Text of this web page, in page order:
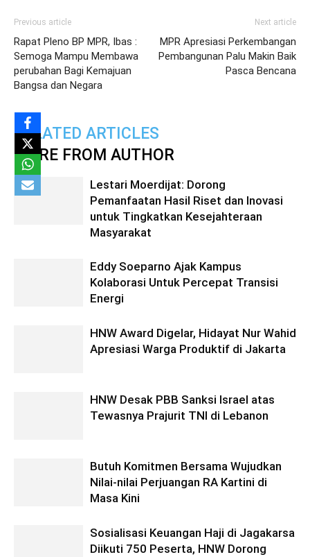
Previous article
Rapat Pleno BP MPR, Ibas :
Semoga Mampu Membawa
perubahan Bagi Kemajuan
Bangsa dan Negara
Next article
MPR Apresiasi Perkembangan
Pembangunan Palu Makin Baik
Pasca Bencana
RELATED ARTICLES
MORE FROM AUTHOR
Lestari Moerdijat: Dorong
Pemanfaatan Hasil Riset dan Inovasi
untuk Tingkatkan Kesejahteraan
Masyarakat
Eddy Soeparno Ajak Kampus
Kolaborasi Untuk Percepat Transisi
Energi
HNW Award Digelar, Hidayat Nur Wahid
Apresiasi Warga Produktif di Jakarta
HNW Desak PBB Sanksi Israel atas
Tewasnya Prajurit TNI di Lebanon
Butuh Komitmen Bersama Wujudkan
Nilai-nilai Perjuangan RA Kartini di
Masa Kini
Sosialisasi Keuangan Haji di Jagakarsa
Diikuti 750 Peserta, HNW Dorong